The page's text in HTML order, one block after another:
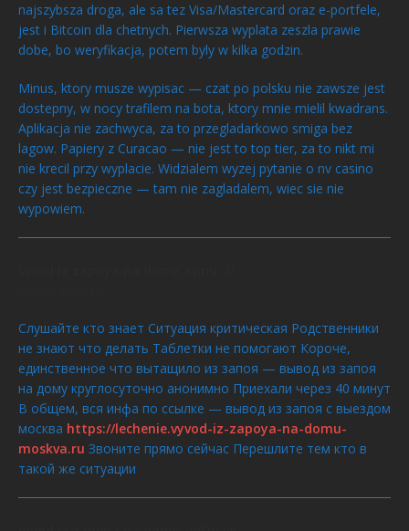
najszybsza droga, ale sa tez Visa/Mastercard oraz e-portfele,
jest i Bitcoin dla chetnych. Pierwsza wyplata zeszla prawie
dobe, bo weryfikacja, potem byly w kilka godzin.
Minus, ktory musze wypisac — czat po polsku nie zawsze jest
dostepny, w nocy trafilem na bota, ktory mnie mielil kwadrans.
Aplikacja nie zachwyca, za to przegladarkowo smiga bez
lagow. Papiery z Curacao — nie jest to top tier, za to nikt mi
nie krecil przy wyplacie. Widzialem wyzej pytanie o nv casino
czy jest bezpieczne — tam nie zagladalem, wiec sie nie
wypowiem.
Слушайте кто знает Ситуация критическая Родственники
не знают что делать Таблетки не помогают Короче,
единственное что вытащило из запоя — вывод из запоя
на дому круглосуточно анонимно Приехали через 40 минут
В общем, вся инфа по ссылке — вывод из запоя с выездом
москва https://lechenie.vyvod-iz-zapoya-na-domu-
moskva.ru Звоните прямо сейчас Перешлите тем кто в
такой же ситуации